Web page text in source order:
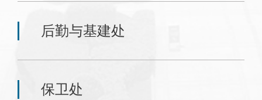
后勤与基建处
保卫处